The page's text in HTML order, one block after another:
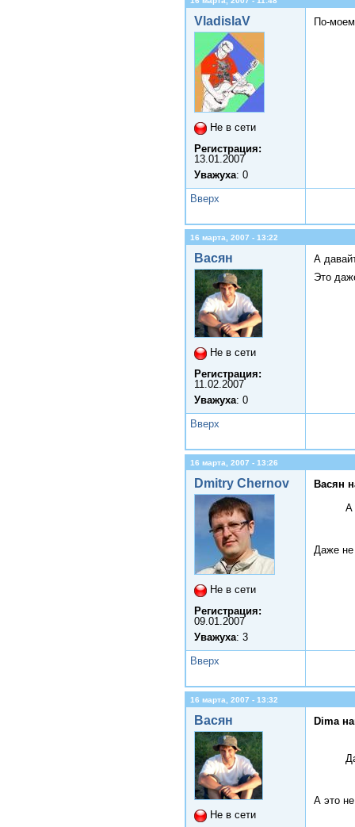
VladislaV
Не в сети
Регистрация:
13.01.2007
Уважуха: 0
По-
Вверх
16 марта, 2007 - 13:22
Васян
Не в сети
Регистрация:
11.02.2007
Уважуха: 0
А
Это
Вверх
16 марта, 2007 - 13:26
Dmitry Chernov
Не в сети
Регистрация:
09.01.2007
Уважуха: 3
Васян
А
Даже не
Вверх
16 марта, 2007 - 13:32
Васян
Не в сети
Dima
А это